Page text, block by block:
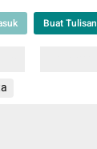
Buat Tulisan